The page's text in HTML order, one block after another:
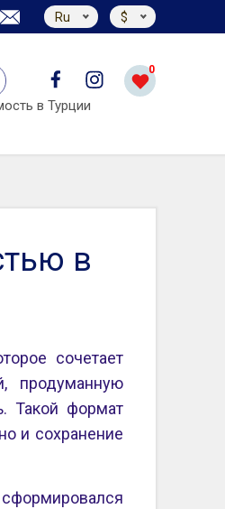
Ru $
0
в Турции
в
сочетает
продуманную
Такой формат
и сохранение